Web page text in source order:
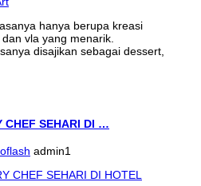
hanya berupa kreasi
vla yang menarik.
disajikan sebagai dessert,
CHEF SEHARI DI …
admin1